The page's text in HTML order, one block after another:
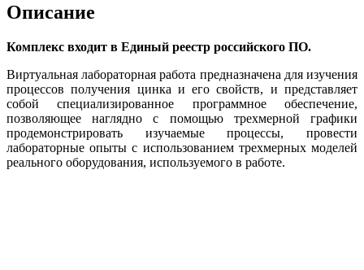
Описание
Комплекс входит в Единый реестр российского ПО.
Виртуальная лабораторная работа предназначена для изучения
процессов получения цинка и его свойств, и представляет
собой специализированное программное обеспечение,
позволяющее наглядно с помощью трехмерной графики
продемонстрировать изучаемые процессы, провести
лабораторные опыты с использованием трехмерных моделей
реального оборудования, используемого в работе.